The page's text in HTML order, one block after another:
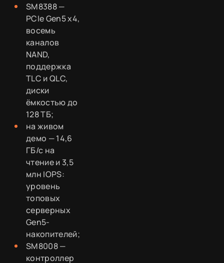
SM8388 —
PCIe Gen5 x4,
восемь
каналов
NAND,
поддержка
TLC и QLC,
диски
ёмкостью до
128 ТБ;
на живом
демо — 14,6
ГБ/с на
чтение и 3,5
млн IOPS:
уровень
топовых
серверных
Gen5-
накопителей;
SM8008 —
контроллер